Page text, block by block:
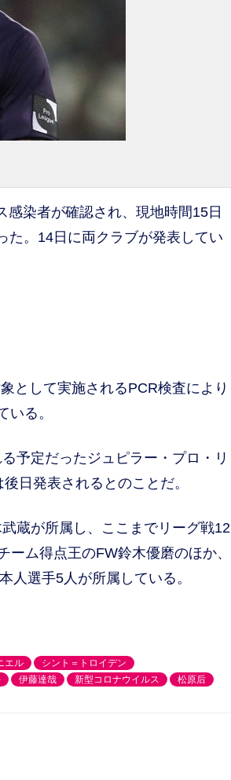
染者が確認され、現地時間15日
た。14日に両クラブが発表してい
として実施されるPCR検査により
る。
予定だったジュピラー・プロ・リ
日発表されるとのことだ。
蔵が所属し、ここまでリーグ戦12
ム得点王のFW鈴木優磨のほか、
人選手5人が所属している。
エル
シント＝トロイデン
伊藤達哉 新型コロナウイルス
松原后